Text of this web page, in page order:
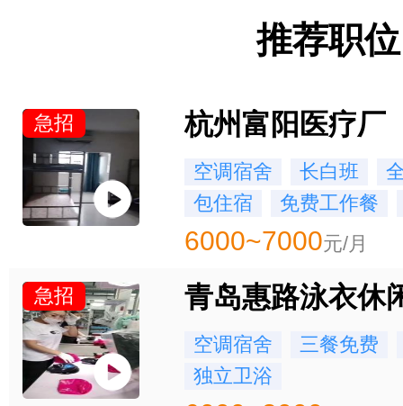
推荐职位
急招 杭州富阳医疗厂
空调宿舍 长白班
包住宿
免费工作餐
6000~7000元/月
急招 青岛惠路泳衣休
空调宿舍
三餐免费
独立卫浴